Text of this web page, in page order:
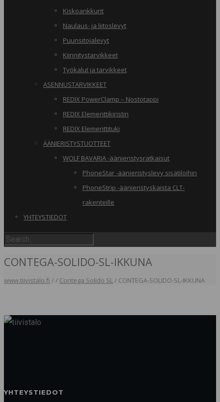
Kiskoankkurit
Naulaus- ja liitoslevyt
Puunsitojalevyt
Kiinnitystarvikkeet
Työkalut ja tarvikkeet
ASENNUSTARVIKKEET
REDIX PowerClamp – Nostotappi
REDIX Elementtikiristin
REDIX Elementtituki
ÄÄNIERISTYSTUOTTEET
WOLF BAVARIA -äänieristysratkaisut
PhoneStar -äänieristyslevy sisätiloihin
PhoneStrip -äänieristyskaista CLT-
rakenteille
YHTEYSTIEDOT
CONTEGA-SOLIDO-SL-IKKUNA
www.tiivistalo.fi // Contega Solido SL/ CONTEGA-SOLIDO-SL-IKKUNA
YHTEYSTIEDOT